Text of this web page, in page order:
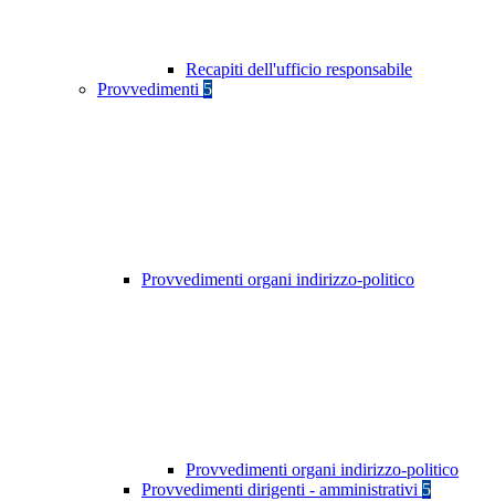
Recapiti dell'ufficio responsabile
Provvedimenti 5
Provvedimenti organi indirizzo-politico
Provvedimenti organi indirizzo-politico
Provvedimenti dirigenti - amministrativi 5